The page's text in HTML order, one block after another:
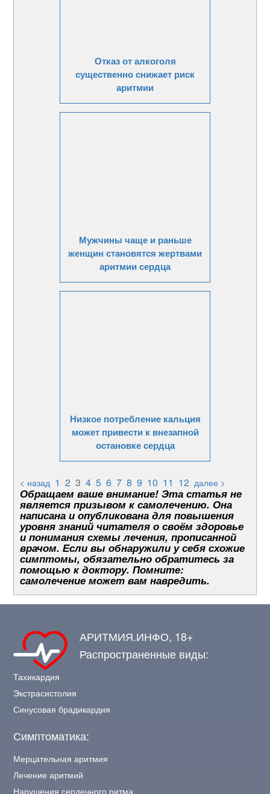
Отказ от алкоголя
существенно снижает риск
аритмии
Мужчины чаще и раньше
женщин становятся жертвами
аритмии сердца
Низкое потребление кальция
может привести к внезапной
остановке сердца
< назад 1 2 3 4 5 6 7 8 9 10 11 12 далее >
Обращаем ваше внимание! Эта статья не
является призывом к самолечению. Она
написана и опубликована для повышения
уровня знаний читателя о своём здоровье
и понимания схемы лечения, прописанной
врачом. Если вы обнаружили у себя схожие
симптомы, обязательно обратитесь за
помощью к доктору. Помните:
самолечение может вам навредить.
АРИТМИЯ.ИНФО, 18+
Распространенные виды:
Тахикардия
Экстрасистолия
Синусовая брадикардия
Симптоматика:
Мерцательная аритмия
Лечение аритмий
Нарушения сердечного ритма